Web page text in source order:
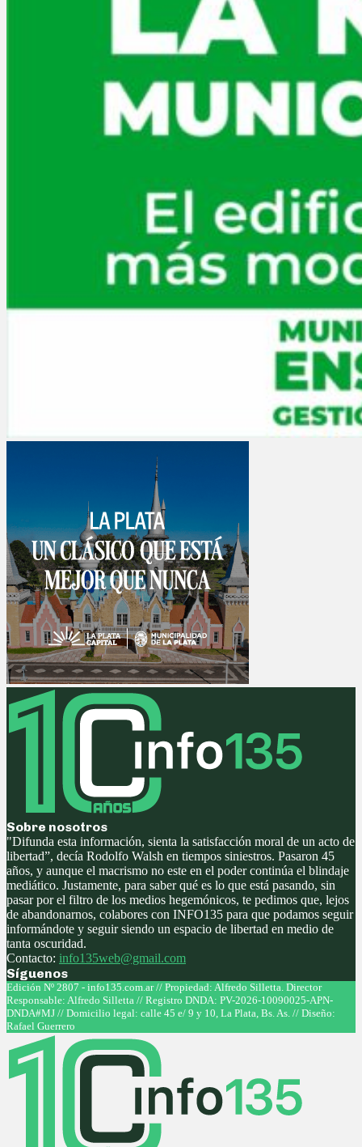
Sobre nosotros
"Difunda esta información, sienta la satisfacción moral de un acto de
libertad”, decía Rodolfo Walsh en tiempos siniestros. Pasaron 45
años, y aunque el macrismo no este en el poder continúa el blindaje
mediático. Justamente, para saber qué es lo que está pasando, sin
pasar por el filtro de los medios hegemónicos, te pedimos que, lejos
de abandonarnos, colabores con INFO135 para que podamos seguir
informándote y seguir siendo un espacio de libertad en medio de
tanta oscuridad.
Contacto: info135web@gmail.com
Síguenos
Facebook
Twitter
Instagram
Youtube
Edición Nº 2807 - info135.com.ar // Propiedad: Alfredo Silletta. Director
Responsable: Alfredo Silletta // Registro DNDA: PV-2026-10090025-APN-
DNDA#MJ // Domicilio legal: calle 45 e/ 9 y 10, La Plata, Bs. As. // Diseño:
Rafael Guerrero